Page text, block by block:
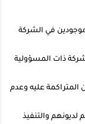
في الشركة
ذات المسؤولية
المتراكمة عليه وعدم
لديونهم والتنفيذ